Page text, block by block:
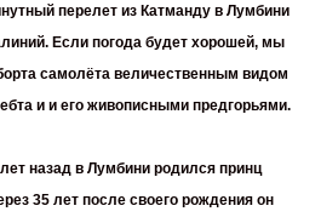
перелет из Катманду в Лумбини
Если погода будет хорошей, мы
самолёта величественным видом
и и его живописными предгорьями.
назад в Лумбини родился принц
35 лет после своего рождения он